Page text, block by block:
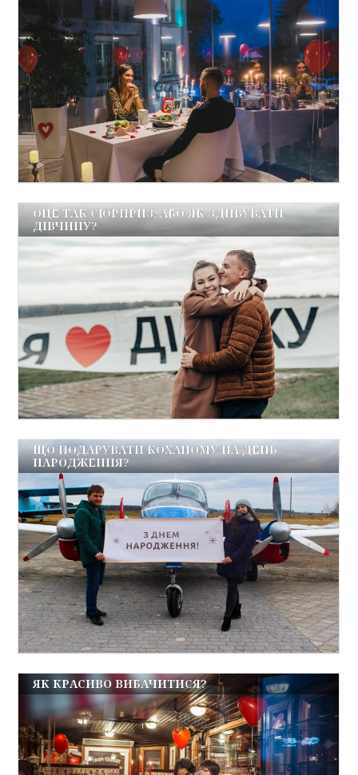
ОЦЕ ТАК СЮРПРИЗ. АБО ЯК ЗДИВУВАТИ
ДІВЧИНУ?
ЩО ПОДАРУВАТИ КОХАНОМУ НА ДЕНЬ
НАРОДЖЕННЯ?
ЯК КРАСИВО ВИБАЧИТИСЯ?